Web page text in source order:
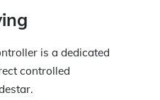
is a dedicated
controlled